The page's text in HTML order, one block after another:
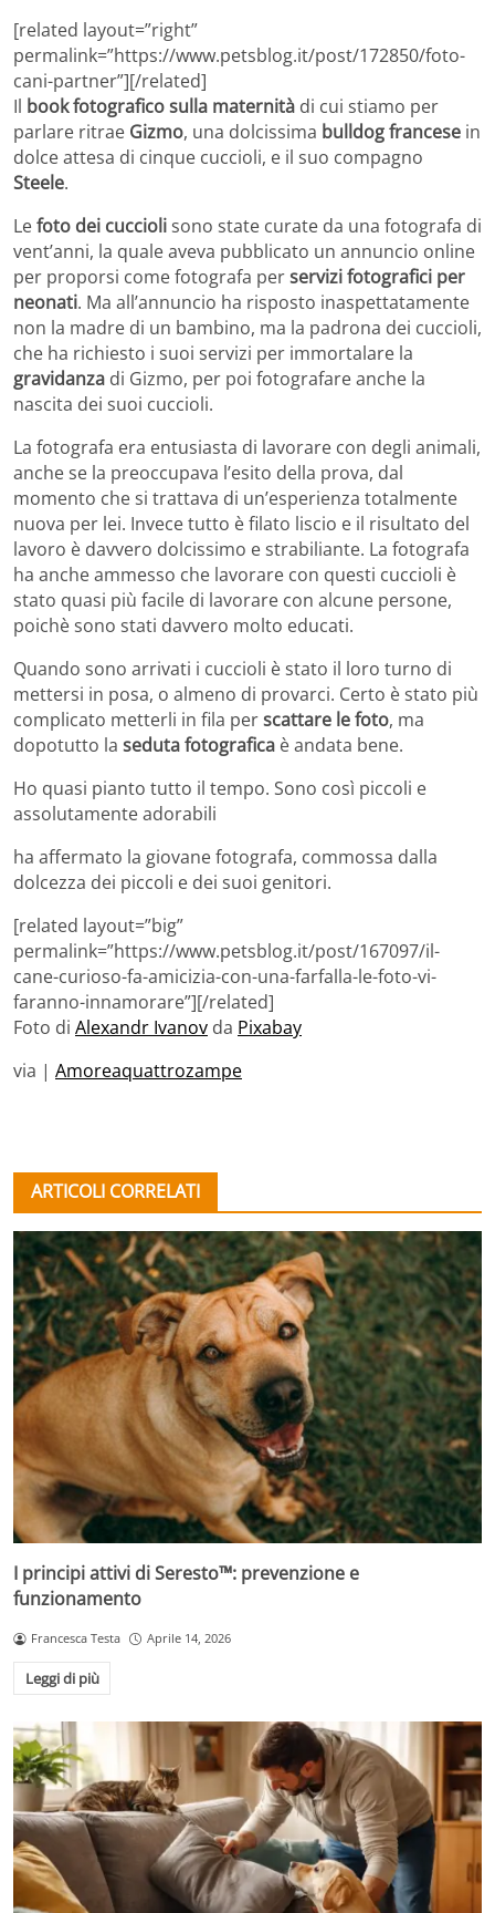
[related layout=”right”
permalink=”https://www.petsblog.it/post/172850/foto-
cani-partner”][/related]
Il book fotografico sulla maternità di cui stiamo per
parlare ritrae Gizmo, una dolcissima bulldog francese in
dolce attesa di cinque cuccioli, e il suo compagno
Steele.
Lefoto dei cucciolisono state curate da una fotografa di
vent’anni, la quale aveva pubblicato un annuncio online
per proporsi come fotografa perservizi fotografici per
neonati. Ma all’annuncio ha risposto inaspettatamente
non la madre di un bambino, ma la padrona dei cuccioli,
che ha richiesto i suoi servizi per immortalare la
gravidanza di Gizmo, per poi fotografare anche la
nascita dei suoi cuccioli.
La fotografa era entusiasta di lavorare con degli animali,
anche se la preoccupava l’esito della prova, dal
momento che si trattava di un’esperienza totalmente
nuova per lei. Invece tutto è filato liscio e il risultato del
lavoro è davvero dolcissimo e strabiliante. La fotografa
ha anche ammesso che lavorare con questi cuccioli è
stato quasi più facile di lavorare con alcune persone,
poichè sono stati davvero molto educati.
Quando sono arrivati i cuccioli è stato il loro turno di
mettersi in posa, o almeno di provarci. Certo è stato più
complicato metterli in fila perscattare le foto, ma
dopotutto la seduta fotografica è andata bene.
Ho quasi pianto tutto il tempo. Sono così piccoli e
assolutamente adorabili
ha affermato la giovane fotografa, commossa dalla
dolcezza dei piccoli e dei suoi genitori.
[related layout=”big”
permalink=”https://www.petsblog.it/post/167097/il-
cane-curioso-fa-amicizia-con-una-farfalla-le-foto-vi-
faranno-innamorare”][/related]
Foto di Alexandr Ivanov da Pixabay
via | Amoreaquattrozampe
ARTICOLI CORRELATI
I principi attivi di Seresto™: prevenzione e
funzionamento
Francesca Testa Aprile 14, 2026
Leggi di più